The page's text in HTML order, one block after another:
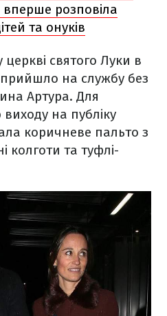
розповіла
та онуків
святого Луки в
на службу без
Артура. Для
на публіку
коричневе пальто з
колготи та туфлі-